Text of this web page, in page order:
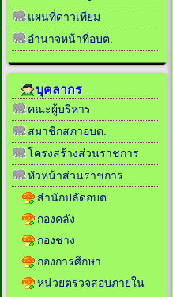
แผนที่ดาวเทียม
อำนาจหน้าที่อบต.
บุคลากร
คณะผู้บริหาร
สมาชิกสภาอบต.
โครงสร้างส่วนราชการ
หัวหน้าส่วนราชการ
สำนักปลัดอบต.
กองคลัง
กองช่าง
กองการศึกษา
หน่วยตรวจสอบภายใน